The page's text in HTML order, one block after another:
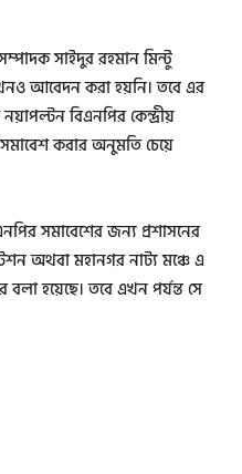
সাইদুর রহমান মিন্টু
আবেদন করা হয়নি। তবে এর
বিএনপির কেন্দ্রীয়
সমাবেশ করার অনুমতি চেয়ে
সমাবেশের জন্য প্রশাসনের
অথবা মহানগর নাট্য মঞ্চে এ
হয়েছে। তবে এখন পর্যন্ত সে